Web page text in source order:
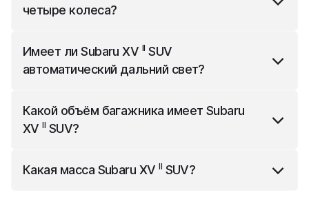
четыре колеса?
Имеет лиSubaru XV II SUV
автоматический дальний свет?
автоматический дальний свет.
Какой объём багажника имеет Subaru
XVII SUV?
Какая масса Subaru XVII SUV?